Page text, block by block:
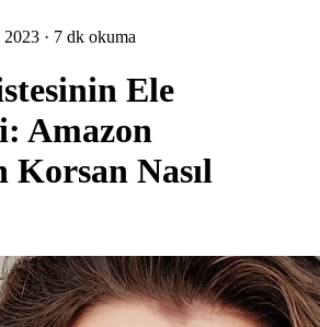
2023 · 7 dk okuma
Ele
Amazon
Korsan Nasıl